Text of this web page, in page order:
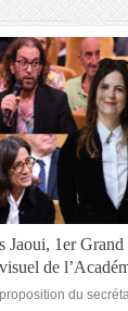
Jaoui, 1er
de
du